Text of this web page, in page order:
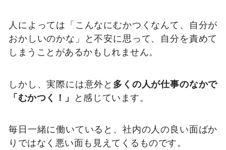
人によっては「こんなにむかつくなんて、自分が
おかしいのかな」と不安に思って、自分を責めて
しまうことがあるかもしれません。
しかし、実際には意外と 多くの人が仕事のなかで
「むかつく！」
と感じています。
毎日一緒に働いていると、社内の人の良い面ばか
りではなく悪い面も見えてくるものです。